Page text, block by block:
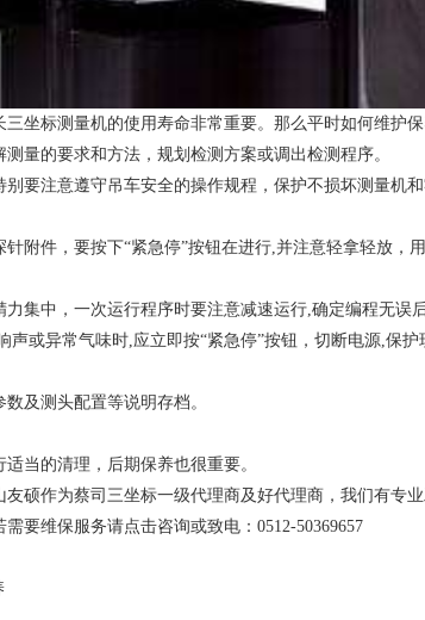
坐标测量机的使用寿命非常重要。那么平时如何维护
的要求和方法，规划检测方案或调出检测程序。
注意遵守吊车安全的操作规程，保护不损坏测量机
件，要按下“紧急停”按钮在进行,并注意轻拿轻放，
中，一次运行程序时要注意减速运行,确定编程无误后
异常气味时,应立即按“紧急停”按钮，切断电源,保护
及测头配置等说明存档。
当的清理，后期保养也很重要。
硕作为蔡司三坐标一级代理商及好代理商，我们有专
需要维保服务请点击咨询或致电：0512-50369657